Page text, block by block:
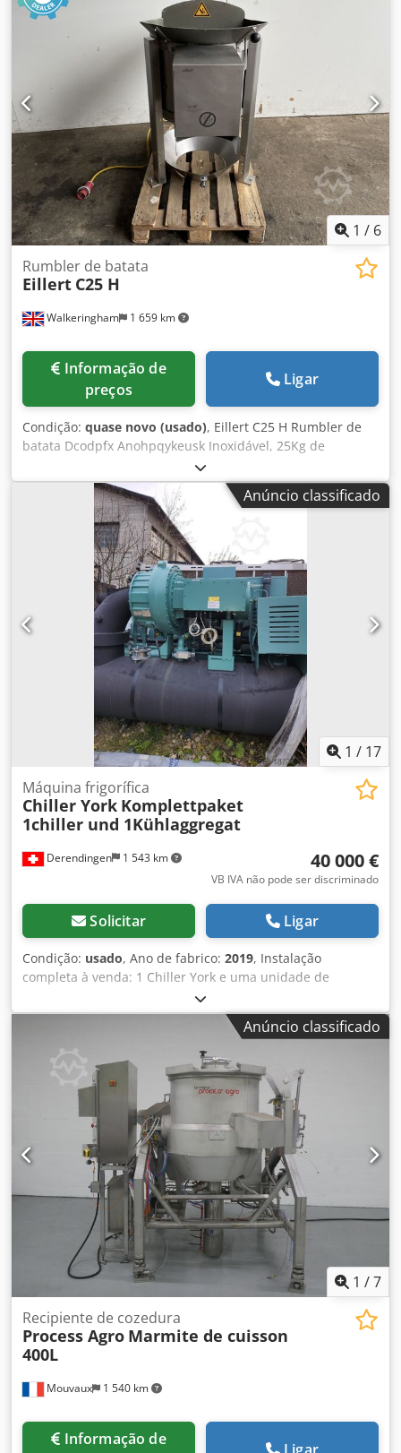
1 / 6
Walkeringham 1 659 km
Rumbler de batata
Eillert C25 H
preços
Ligar
Condição: quase novo (usado), Eillert C25 H Rumbler de
batata Dcodpfx Anohpqykeusk Inoxidável, 25Kg de
capacidade, adequado para batatas, cenouras e outros
vegetais de raiz, 3Ph
Anúncio classificado
1 / 17
Derendingen 1 543 km
Máquina frigorífica
Chiller York Komplettpaket
1chiller und 1Kühlaggregat
40 000 €
VB IVA não pode ser discriminado
Solicitar Ligar
Condição: usado, Ano de fabrico: 2019, Instalação
completa à venda: 1 Chiller York e uma unidade de
refrigeração Jäggi. Dcedpfx Anov Npgmouek
Anúncio classificado
1 /7
Mouvaux 1 540 km
Recipiente de cozedura
Process Agro Marmite de cuisson
400L